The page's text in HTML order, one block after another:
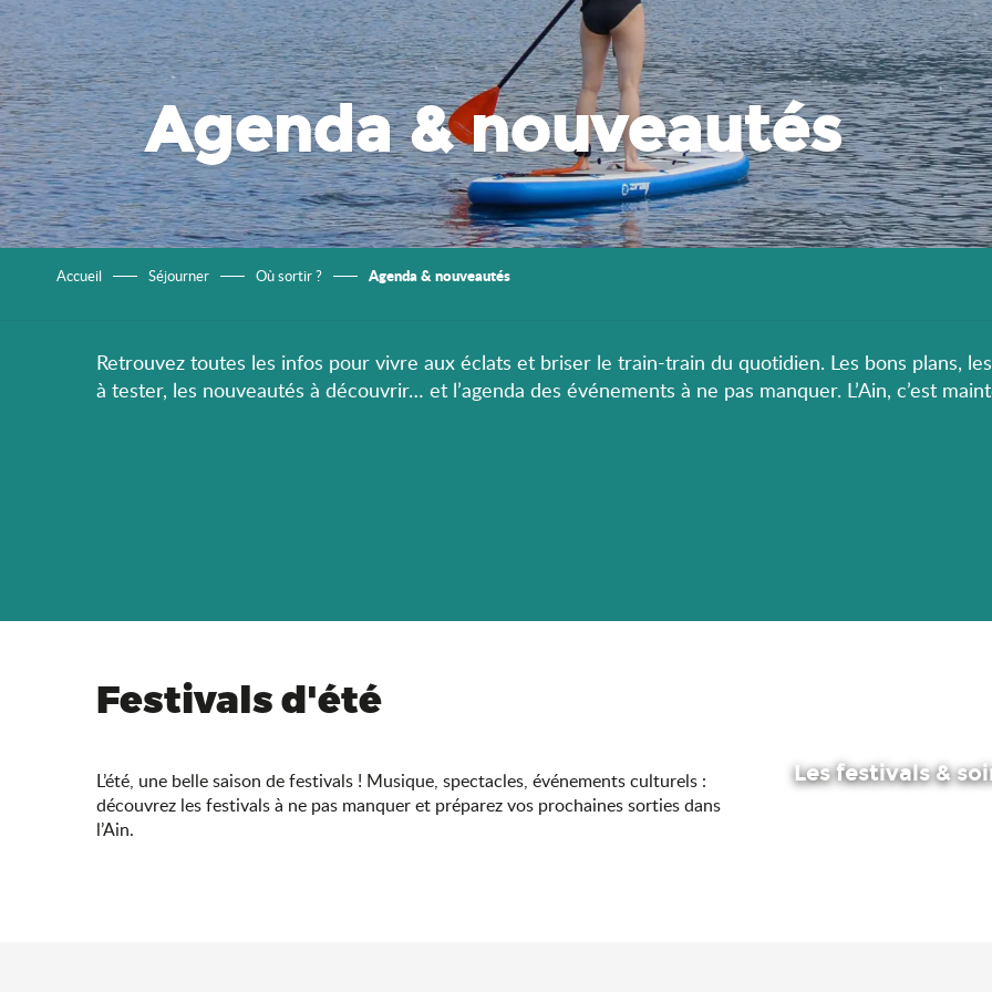
Agenda & nouveautés
Accueil Séjourner Où sortir ? Agenda & nouveautés
Retrouvez toutes les infos pour vivre aux éclats et briser le train-train du quotidien. Les bons plans,
à tester, les nouveautés à découvrir… et l’agenda des événements à ne pas manquer. L’Ain, c’est
Festivals d'été
L’été, une belle saison de festivals ! Musique, spectacles, événements culturels :
découvrez les festivals à ne pas manquer et préparez vos prochaines sorties dans
l’Ain.
Les festivals &